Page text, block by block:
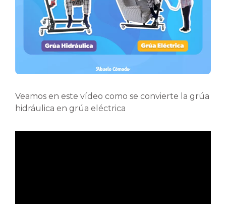
Veamos en este vídeo como se convierte la grúa
hidráulica en grúa eléctrica